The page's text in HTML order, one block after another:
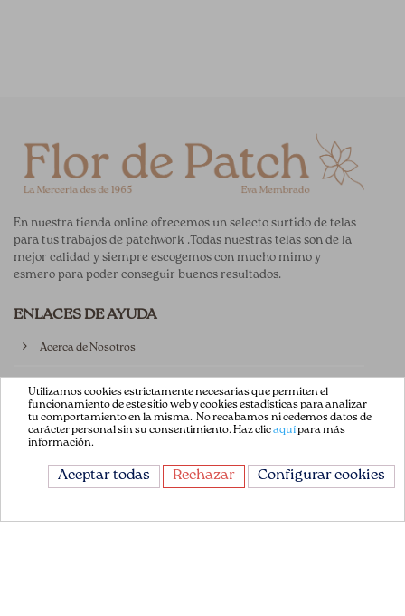
En nuestra tienda online ofrecemos un selecto surtido de telas
para tus trabajos de patchwork .Todas nuestras telas son de la
mejor calidad y siempre escogemos con mucho mimo y
esmero para poder conseguir buenos resultados.
ENLACES DE AYUDA
Acerca de Nosotros
Aviso Legal
Términos y Condiciones
Política de Cookies
Contáctenos
Utilizamos cookies estrictamente necesarias que permiten el
funcionamiento de este sitio web y cookies estadísticas para analizar
tu comportamiento en la misma. No recabamos ni cedemos datos de
carácter personal sin su consentimiento. Haz clicaquípara más
información.
Aceptar todas Rechazar Configurar cookies